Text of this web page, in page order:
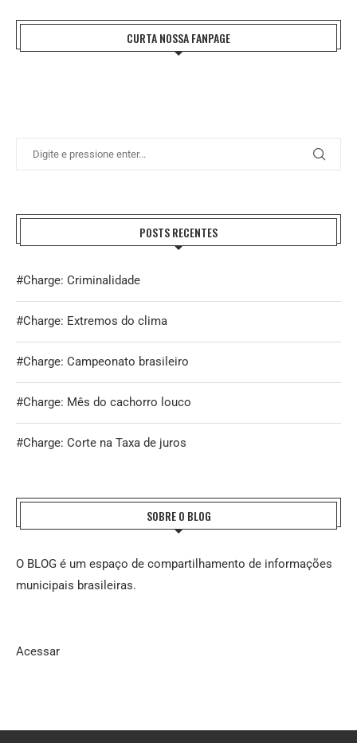
CURTA NOSSA FANPAGE
POSTS RECENTES
#Charge: Criminalidade
#Charge: Extremos do clima
#Charge: Campeonato brasileiro
#Charge: Mês do cachorro louco
#Charge: Corte na Taxa de juros
SOBRE O BLOG
O BLOG é um espaço de compartilhamento de informações
municipais brasileiras.
Acessar